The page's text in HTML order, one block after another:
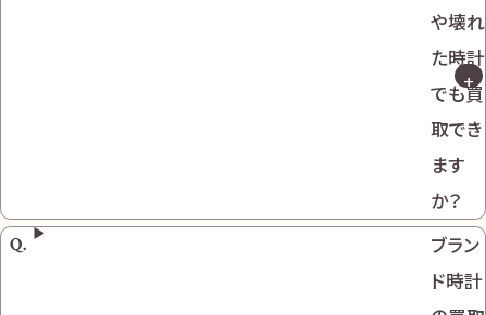
や壊れ
た時計
でも買
取でき
ます
か？
ブラン
ド時計